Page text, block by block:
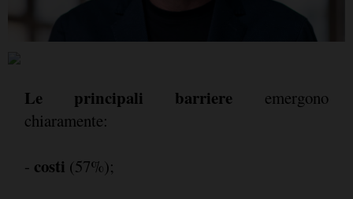
Le principali barriere emergono
chiaramente:
- costi (57%);